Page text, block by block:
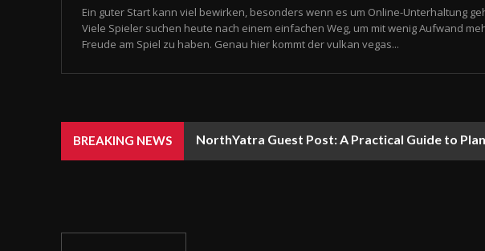
Ein guter Start kann viel bewirken, besonders wenn es um Online-Unterhaltung
Viele Spieler suchen heute nach einem einfachen Weg, um mit wenig Aufwand
Freude am Spiel zu haben. Genau hier kommt der vulkan vegas...
BREAKING NEWS NorthYatra Guest Post: A Practical Guide to